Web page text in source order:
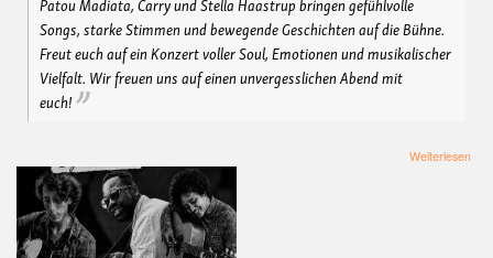
Songs, starke Stimmen und bewegende Geschichten auf die Bühne.
Freut euch auf ein Konzert voller Soul, Emotionen und musikalischer
Vielfalt. Wir freuen uns auf einen unvergesslichen Abend mit
euch!
Weiterlesen